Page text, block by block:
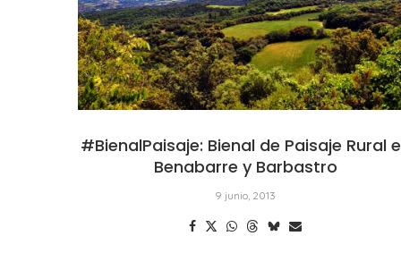
#BienalPaisaje: Bienal de Paisaje Rural
Benabarre y Barbastro
9 junio, 2013